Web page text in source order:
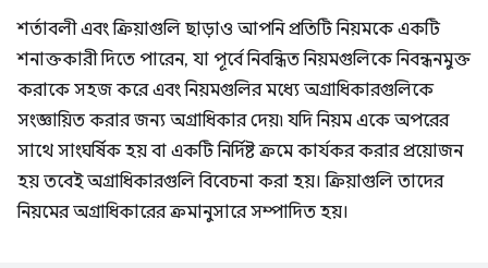
শর্তাবলী এবং ক্রিয়াগুলি ছাড়াও আপনি প্রতিটি নিয়মকে একটি
শনাক্তকারী দিতে পারেন, যা পূর্বে নিবন্ধিত নিয়মগুলিকে নিবন্ধনমুক্ত
করাকে সহজ করে এবং নিয়মগুলির মধ্যে অগ্রাধিকারগুলিকে
সংজ্ঞায়িত করার জন্য অগ্রাধিকার দেয়৷ যদি নিয়ম একে অপরের
সাথে সাংঘর্ষিক হয় বা একটি নির্দিষ্ট ক্রমে কার্যকর করার প্রয়োজন
হয় তবেই অগ্রাধিকারগুলি বিবেচনা করা হয়। ক্রিয়াগুলি তাদের
নিয়মের অগ্রাধিকারের ক্রমানুসারে সম্পাদিত হয়।